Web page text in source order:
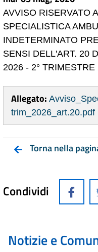
AVVISO RISERVATO
SPECIALISTICA
INDETERMINATO
SENSI DELL'ART. 20
2026 - 2° TRIMESTRE
Allegato:
trim_2026_art.20.pdf
Torna nella
Condividi
Notizie e